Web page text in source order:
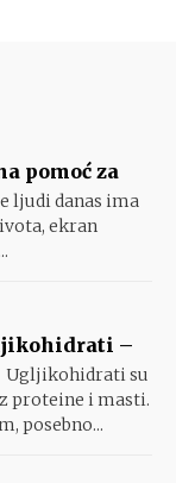
pomoć za
ljudi danas ima
ekran
–
Ugljikohidrati su
proteine i masti.
posebno...